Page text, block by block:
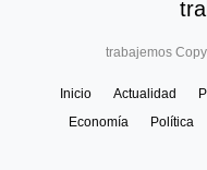
trabajemos
Inicio Actualidad
Economía
Política